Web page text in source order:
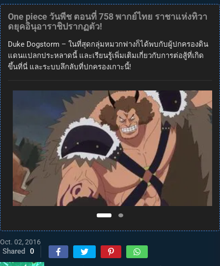
One piece วันพีช ตอนที่ 758 พากย์ไทย ราชาแห่งทิวา
ดยุคอินุอาราชิปรากฏตัว!
Duke Dogstorm – ในที่สุดกลุ่มหมวกฟางก็ได้พบกับผู้ปกครองดิน
แดนแปลกประหลาดนี้ และเรียนรู้เพิ่มเติมเกี่ยวกับการต่อสู้ที่เกิด
ขึ้นที่นี่ และระบบลึกลับที่ปกครองเกาะนี้!
Oct. 02, 2016
Shared 0